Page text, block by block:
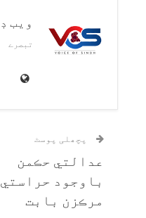
ويب
تبصرے
پچھلی پوسٹ
عدالتي حڪمن
باوجود حراستي
مرڪزن بابت